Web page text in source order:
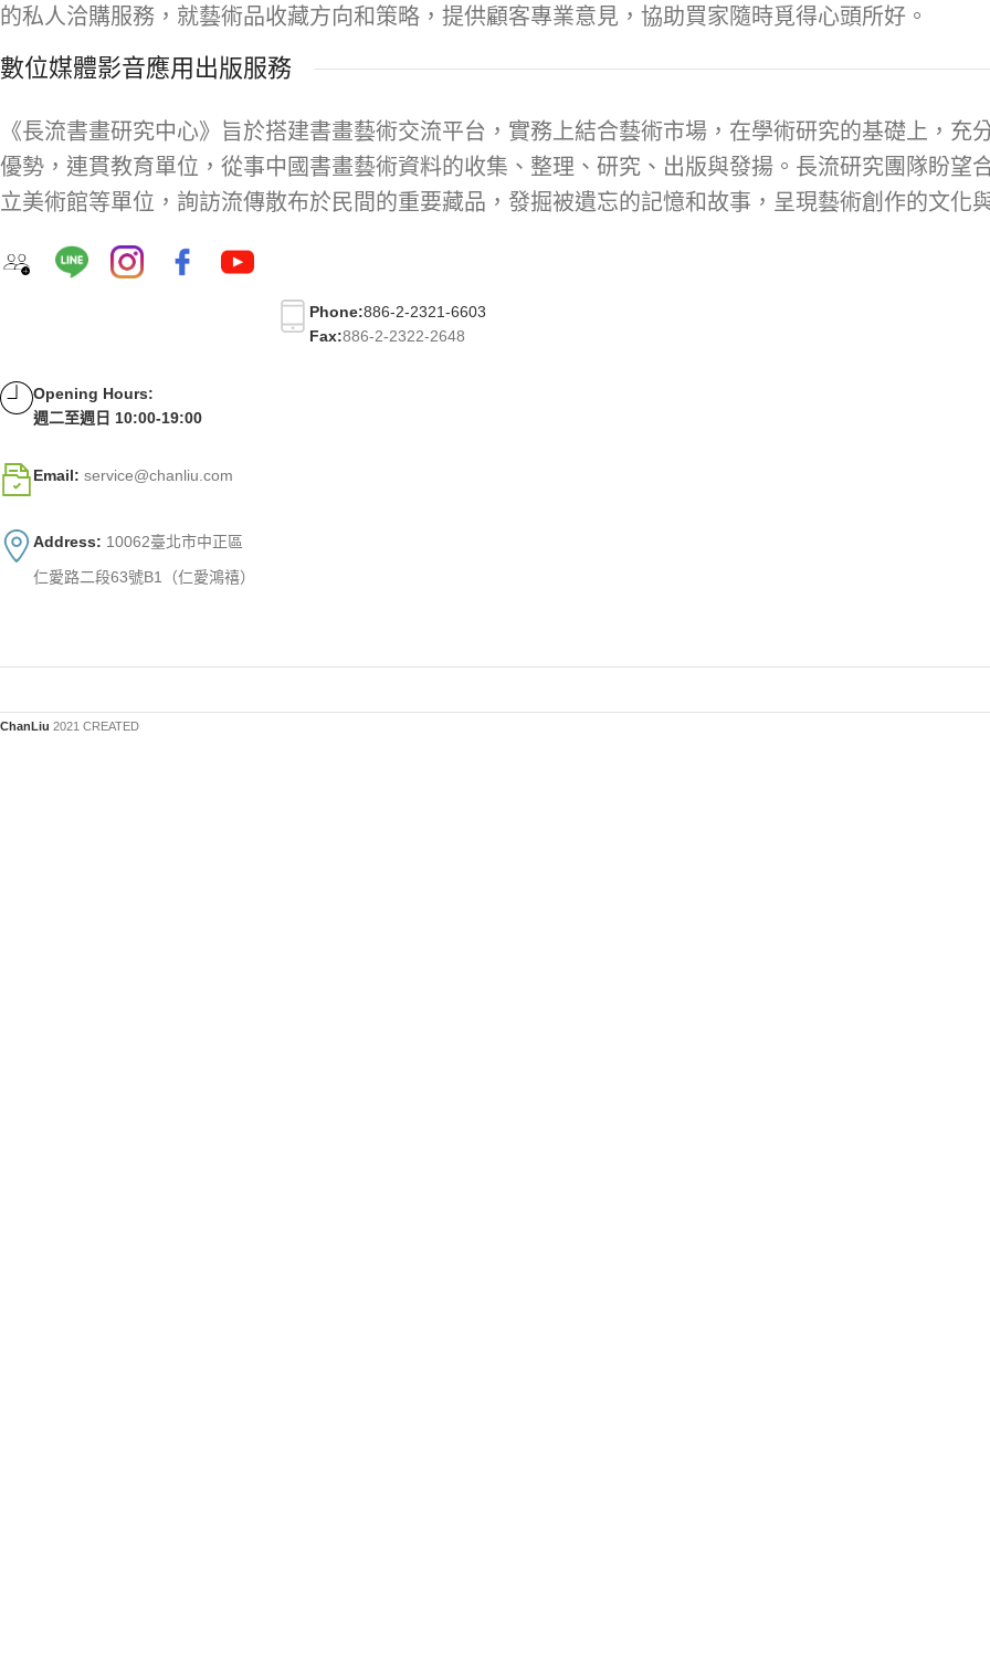
的私人洽購服務，就藝術品收藏方向和策略，提供顧客專業意見，協助買家隨時覓得心頭所好。
數位媒體影音應用出版服務
《長流書畫研究中心》旨於搭建書畫藝術交流平台，實務上結合藝術市場，在學術研究的基礎上，充
優勢，連貫教育單位，從事中國書畫藝術資料的收集、整理、研究、出版與發揚。長流研究團隊盼望
立美術館等單位，詢訪流傳散布於民間的重要藏品，發掘被遺忘的記憶和故事，呈現藝術創作的文化
Phone:886-2-2321-6603
Fax:886-2-2322-2648
Opening Hours:
週二至週日 10:00-19:00
Email: service@chanliu.com
Address: 10062臺北市中正區
仁愛路二段63號B1（仁愛鴻禧）
ChanLiu 2021 CREATED